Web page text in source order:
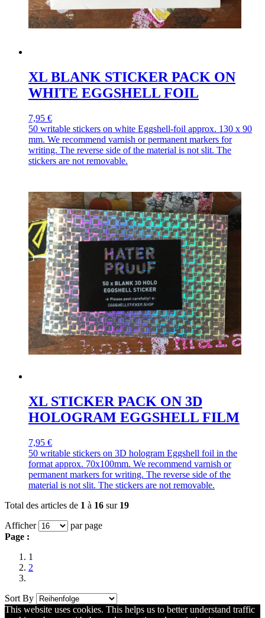
XL BLANK STICKER PACK ON
WHITE EGGSHELL FOIL
7,95 €
50 writable stickers on white Eggshell-foil approx. 130 x 90
mm. We recommend varnish or permanent markers for
writing. The reverse side of the material is not slit. The
stickers are not removable.
XL STICKER PACK ON 3D
HOLOGRAM EGGSHELL FILM
7,95 €
50 writable stickers on 3D hologram Eggshell foil in the
format approx. 70x100mm. We recommend varnish or
permanent markers for writing. The reverse side of the
material is not slit. The stickers are not removable.
Total des articles de 1 à 16 sur 19
Afficher
par page
Page :
1
2
Sort By
This website uses cookies. This helps us to better understand traffic